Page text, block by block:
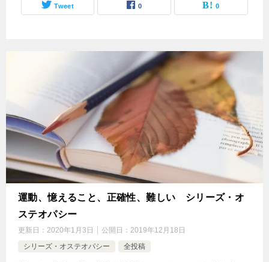
Tweet 0 0
運動、憶えること、正確性、難しい シリーズ・オ
ステオパシー
更新日： 2020年1月3日 公開日： 2019年12月18日
シリーズ・オステオパシー
全投稿